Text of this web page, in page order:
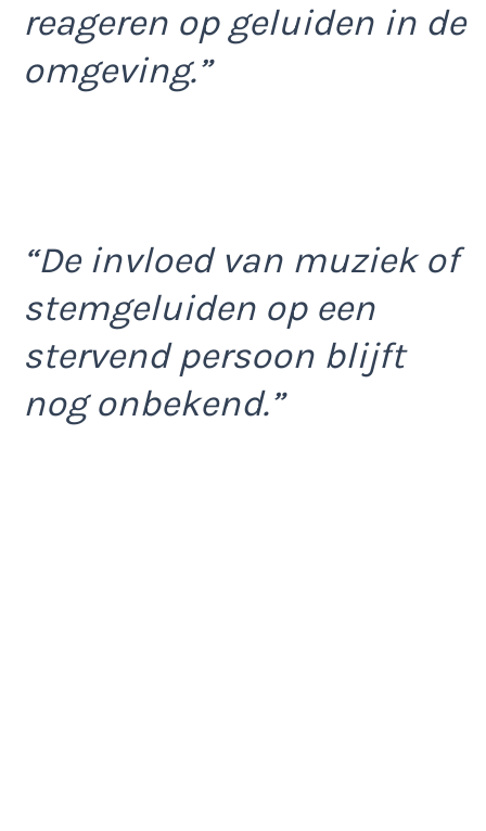
reageren op geluiden in de
omgeving.”
“De invloed van muziek of
stemgeluiden op een
stervend persoon blijft
nog onbekend.”